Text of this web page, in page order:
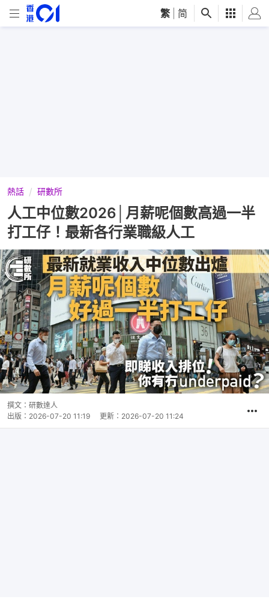
繁 简
熱話 研數所
人工中位數2026│月薪呢個數高過一半
打工仔！最新各行業職級人工
撰文： 研數達人
出版： 2026-07-20 11:19 更新： 2026-07-20 11:24